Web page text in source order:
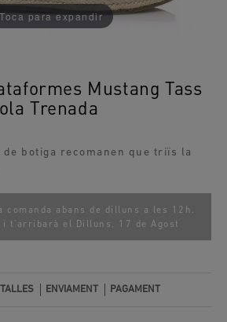
Toca para expandir
Mustang Tass
Trenada
botiga recomanen que triïs la
comanda abans de dilluns a les 12h.
i t'arribarà el
Dilluns, 17 de Agost
ENVIAMENT PAGAMENT